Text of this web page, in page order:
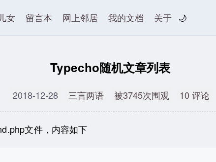
女 留言本 网上邻居 我的文档 关于 🌙
Typecho随机文章列表
2018-12-28 三言两语 被3745次围观 10 评论
文件，内容如下